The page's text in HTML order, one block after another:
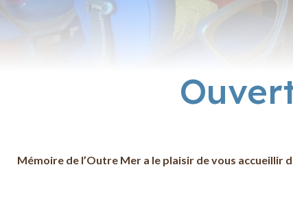
Mémoire de l’Outre Mer a le plaisir de vous accueillir